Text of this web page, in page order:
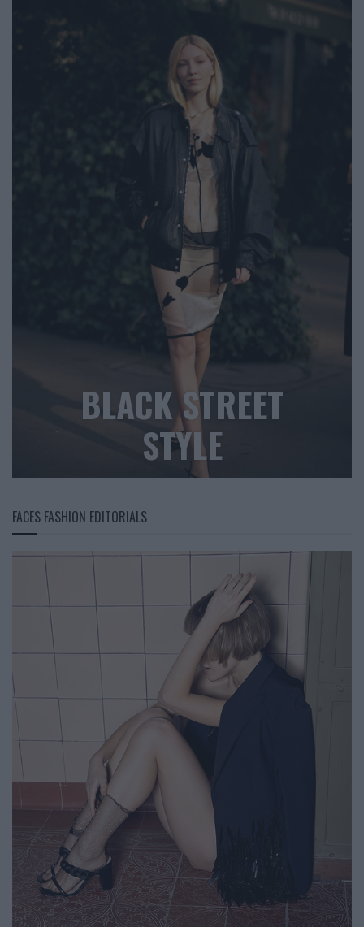
BLACK STREET
STYLE
FACES FASHION EDITORIALS